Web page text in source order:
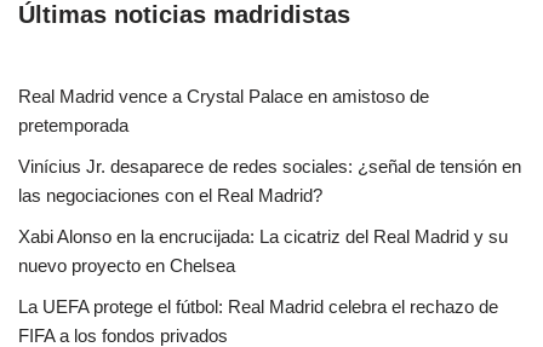
Últimas noticias madridistas
Real Madrid vence a Crystal Palace en amistoso de
pretemporada
Vinícius Jr. desaparece de redes sociales: ¿señal de tensión en
las negociaciones con el Real Madrid?
Xabi Alonso en la encrucijada: La cicatriz del Real Madrid y su
nuevo proyecto en Chelsea
La UEFA protege el fútbol: Real Madrid celebra el rechazo de
FIFA a los fondos privados